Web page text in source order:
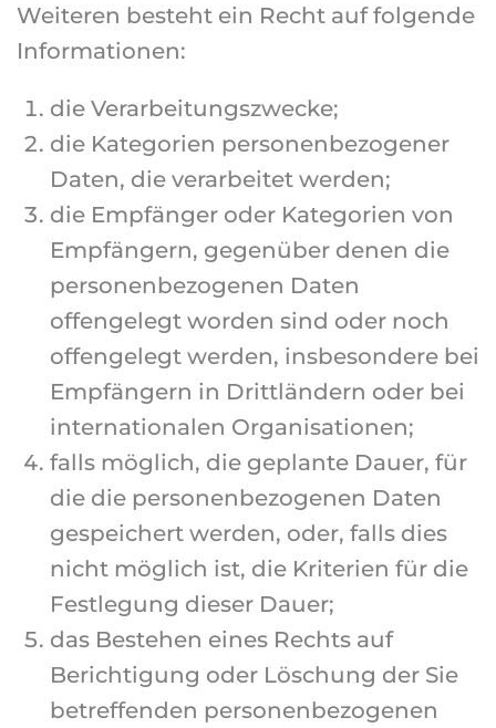
Weiteren besteht ein Recht auf folgende
Informationen:
die Verarbeitungszwecke;
die Kategorien personenbezogener
Daten, die verarbeitet werden;
die Empfänger oder Kategorien von
Empfängern, gegenüber denen die
personenbezogenen Daten
offengelegt worden sind oder noch
offengelegt werden, insbesondere bei
Empfängern in Drittländern oder bei
internationalen Organisationen;
falls möglich, die geplante Dauer, für
die die personenbezogenen Daten
gespeichert werden, oder, falls dies
nicht möglich ist, die Kriterien für die
Festlegung dieser Dauer;
das Bestehen eines Rechts auf
Berichtigung oder Löschung der Sie
betreffenden personenbezogenen